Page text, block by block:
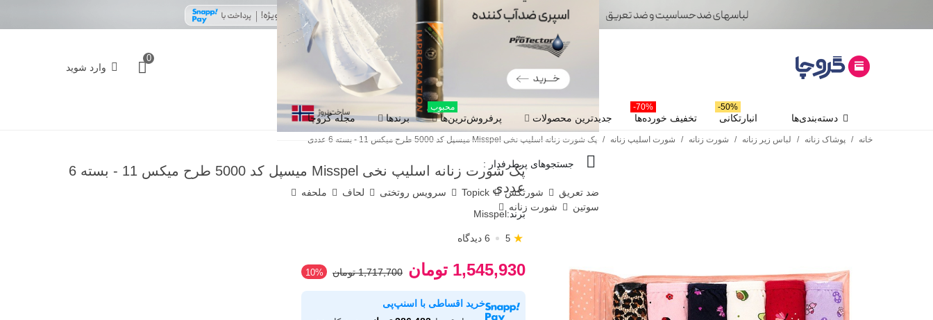
جستجوهای پرطرفدار :
ضد تعریق شورتکس Topick سرویس روتختی لحاف
ملحفه
سوتین
شورت زنانه
0
وارد شوید
دسته‌بندی‌ها انبارتکانی
50%-
تخفیف خورده‌ها
70%-
جدیدترین محصولات پرفروش‌ترین‌ها
محبوب
برندها مجله گروچا
خانه / پوشاک زنانه / لباس زیر زنانه / شورت زنانه / شورت اسلیپ زنانه / پک شورت زنانه اسلیپ نخی Misspel میسپل کد 5000 طرح میکس 11 - بسته 6 عددی
پک شورت زنانه اسلیپ نخی Misspel میسپل کد 5000 طرح میکس 11 - بسته 6
عددی
برند:Misspel
5 ★ 6 دیدگاه
1,545,930 تومان 1,717,700 تومان ‎10%
خرید اقساطی با اسنپ‌پی